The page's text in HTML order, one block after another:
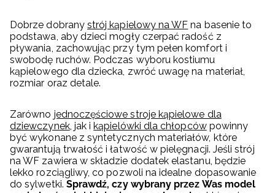
Dobrze dobrany strój kąpielowy na WF na basenie to
podstawa, aby dzieci mogły czerpać radość z
pływania, zachowując przy tym pełen komfort i
swobodę ruchów. Podczas wyboru kostiumu
kąpielowego dla dziecka, zwróć uwagę na materiał,
rozmiar oraz detale.
Zarówno jednoczęściowe stroje kąpielowe dla
dziewczynek, jak i kąpielówki dla chłopcówpowinny
być wykonane z syntetycznych materiałów, które
gwarantują trwałość i łatwość w pielęgnacji. Jeśli strój
na WF zawiera w składzie dodatek elastanu, będzie
lekko rozciągliwy, co pozwoli na idealne dopasowanie
do sylwetki. Sprawdź, czy wybrany przez Was model